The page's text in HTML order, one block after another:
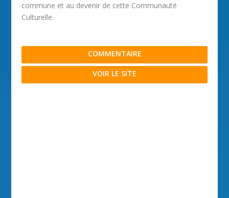
commune et au devenir de cette Communauté
Culturelle.
COMMENTAIRE
VOIR LE SITE